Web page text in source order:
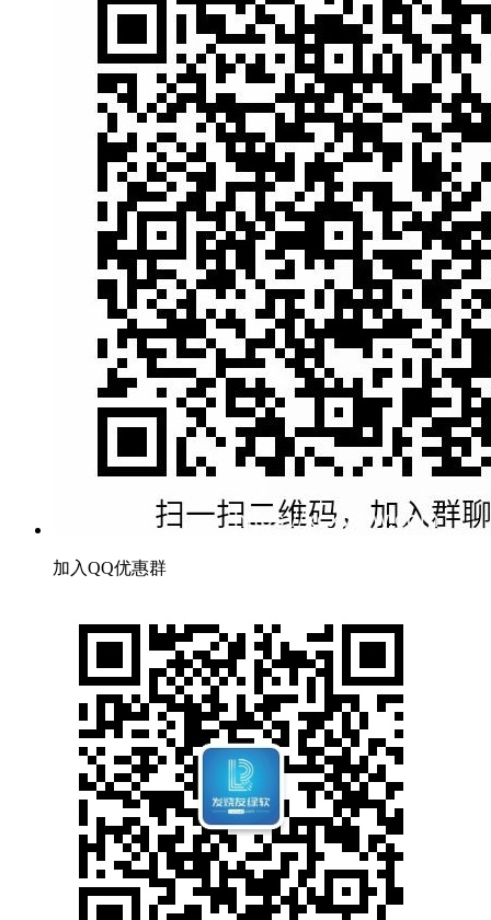
加入QQ优惠群